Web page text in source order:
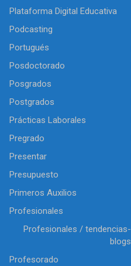
Plataforma Digital Educativa
Podcasting
Portugués
Posdoctorado
Posgrados
Postgrados
Prácticas Laborales
Pregrado
Presentar
Presupuesto
Primeros Auxilios
Profesionales
Profesionales / tendencias-
blogs
Profesorado